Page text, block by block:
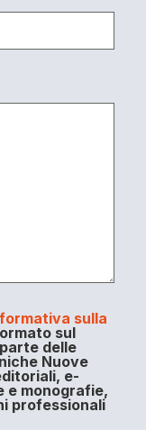
sulla
sul
delle
Nuove
e-
e monografie,
professionali